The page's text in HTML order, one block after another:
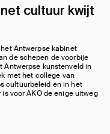
cultuur kwijt
Antwerpse kabinet
de schepen de voorbije
Antwerpse kunstenveld in
met het college van
cultuurbeleid en in het
voor AKO de enige uitweg